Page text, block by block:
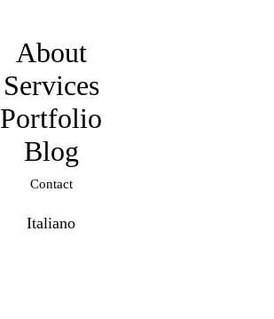
About
Services
Portfolio
Blog
Contact
Italiano